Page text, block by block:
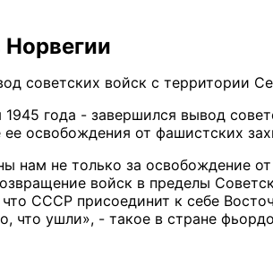
Норвегии
советских войск с территории
года - завершился вывод
освобождения от фашистских
нам не только за освобождение
войск в пределы
что СССР присоединит к себе
что ушли», - такое в стране